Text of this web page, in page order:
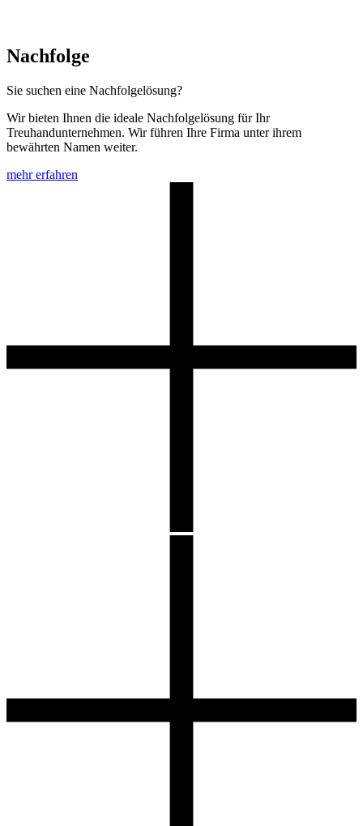
Nachfolge
Sie suchen eine Nachfolgelösung?
Wir bieten Ihnen die ideale Nachfolgelösung für Ihr
Treuhandunternehmen. Wir führen Ihre Firma unter ihrem
bewährten Namen weiter.
mehr erfahren